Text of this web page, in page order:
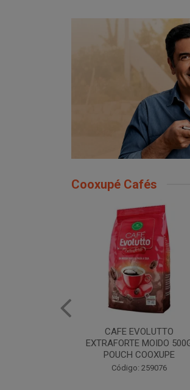
Cooxupé Cafés
CAFE EVOLUTTO
TRADIONAL MOIDO 500G
POUCH COOXUPE
Código: 259077